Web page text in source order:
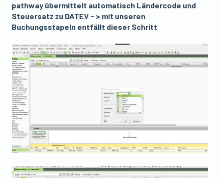
pathway übermittelt automatisch Ländercode und
Steuersatz zu DATEV - > mit unseren
Buchungsstapeln entfällt dieser Schritt